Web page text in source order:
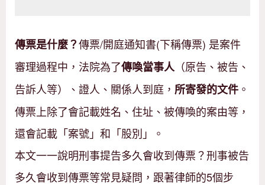
傳票是什麼？傳票/開庭通知書(下稱傳票) 是案件
審理過程中，法院為了傳喚當事人（原告、被告、
告訴人等）、證人、關係人到庭， 所寄發的文件。
傳票上除了會記載姓名、住址、被傳喚的案由等，
還會記載「案號」和「股別」。
本文一一說明刑事提告多久會收到傳票？刑事被告
多久會收到傳票等常見疑問，跟著律師的5個步